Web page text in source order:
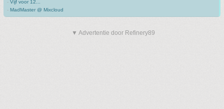
- Vijf voor 12...
- MadMaster @ Mixcloud
▼ Advertentie door Refinery89